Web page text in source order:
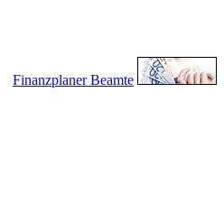
Finanzplaner Beamte